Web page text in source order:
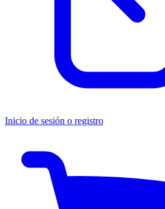
Inicio de sesión o registro